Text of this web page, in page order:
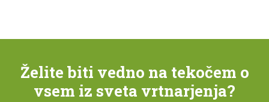
Želite biti vedno na tekočem o
vsem iz sveta vrtnarjenja?